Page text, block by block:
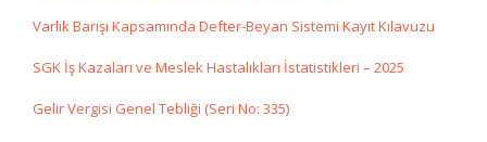
Varlık Barışı Kapsamında Defter-Beyan Sistemi Kayıt Kılavuzu
SGK İş Kazaları ve Meslek Hastalıkları İstatistikleri – 2025
Gelir Vergisi Genel Tebliği (Seri No: 335)